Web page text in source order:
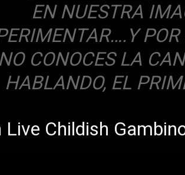
EN NUESTRA
CONOCES LA
HABLANDO, EL
Live Childish